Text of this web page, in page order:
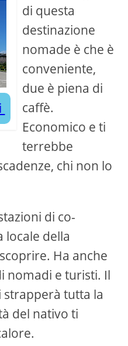
di questa
destinazione
nomade è che è
conveniente,
due è piena di
caffè.
Economico e ti
terrebbe
chi non lo
di co-
locale della
Ha anche
nomadi e turisti. Il
tutta la
del nativo ti